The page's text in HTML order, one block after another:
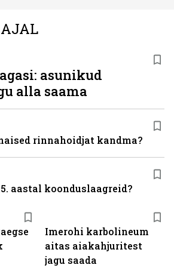
Imerohi karbolineum
aitas aiakahjuritest
jagu saada
asunikud
alla saama
rinnahoidjat kandma?
aastal koonduslaagreid?